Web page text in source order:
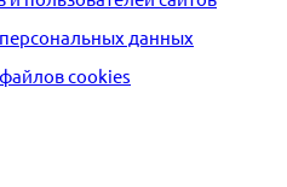
данных
cookies